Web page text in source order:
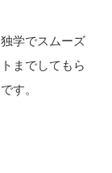
学でスムーズ
までしてもら
す。